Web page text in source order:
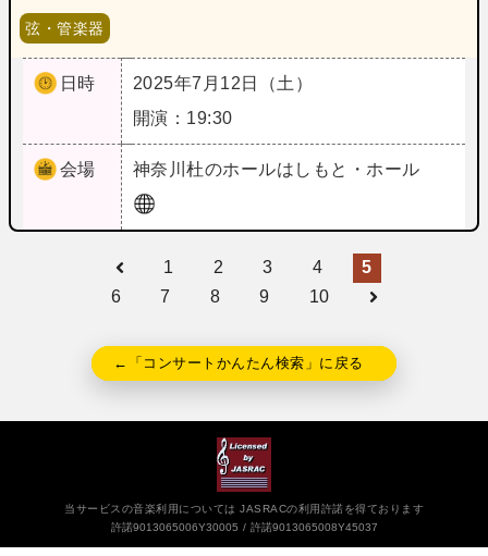
弦・管楽器
日時
2025年7月12日（土）
開演：19:30
会場 神奈川杜のホールはしもと・ホール
1 2 3 4
5
6
7 8 9 10
←「コンサートかんたん検索」に戻る
当サービスの音楽利用については JASRACの利用許諾を得ております
許諾9013065006Y30005
許諾9013065008Y45037